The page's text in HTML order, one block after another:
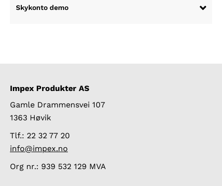
Skykonto demo
Impex Produkter AS
Gamle Drammensvei 107
1363 Høvik
Tlf.: 22 32 77 20
info@impex.no
Org nr.: 939 532 129 MVA